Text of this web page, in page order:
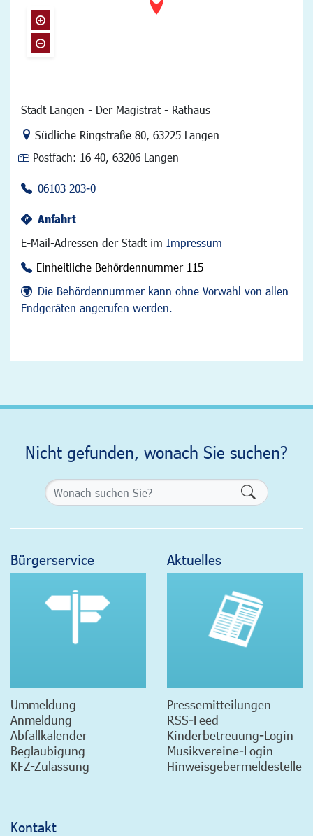
Stadt Langen - Der Magistrat - Rathaus
Link zur Google-Maps Navigation
Südliche Ringstraße 80, 63225 Langen
Postfach: 16 40, 63206 Langen
06103 203-0
Anfahrt
E-Mail-Adressen der Stadt im Impressum
Einheitliche Behördennummer 115
Die Behördennummer kann ohne Vorwahl von allen
Endgeräten angerufen werden.
Nicht gefunden, wonach Sie suchen?
Bürgerservice
Ummeldung
Anmeldung
Abfallkalender
Beglaubigung
KFZ-Zulassung
Aktuelles
Pressemitteilungen
RSS-Feed
Kinderbetreuung-Login
Musikvereine-Login
Hinweisgebermeldestelle
Kontakt